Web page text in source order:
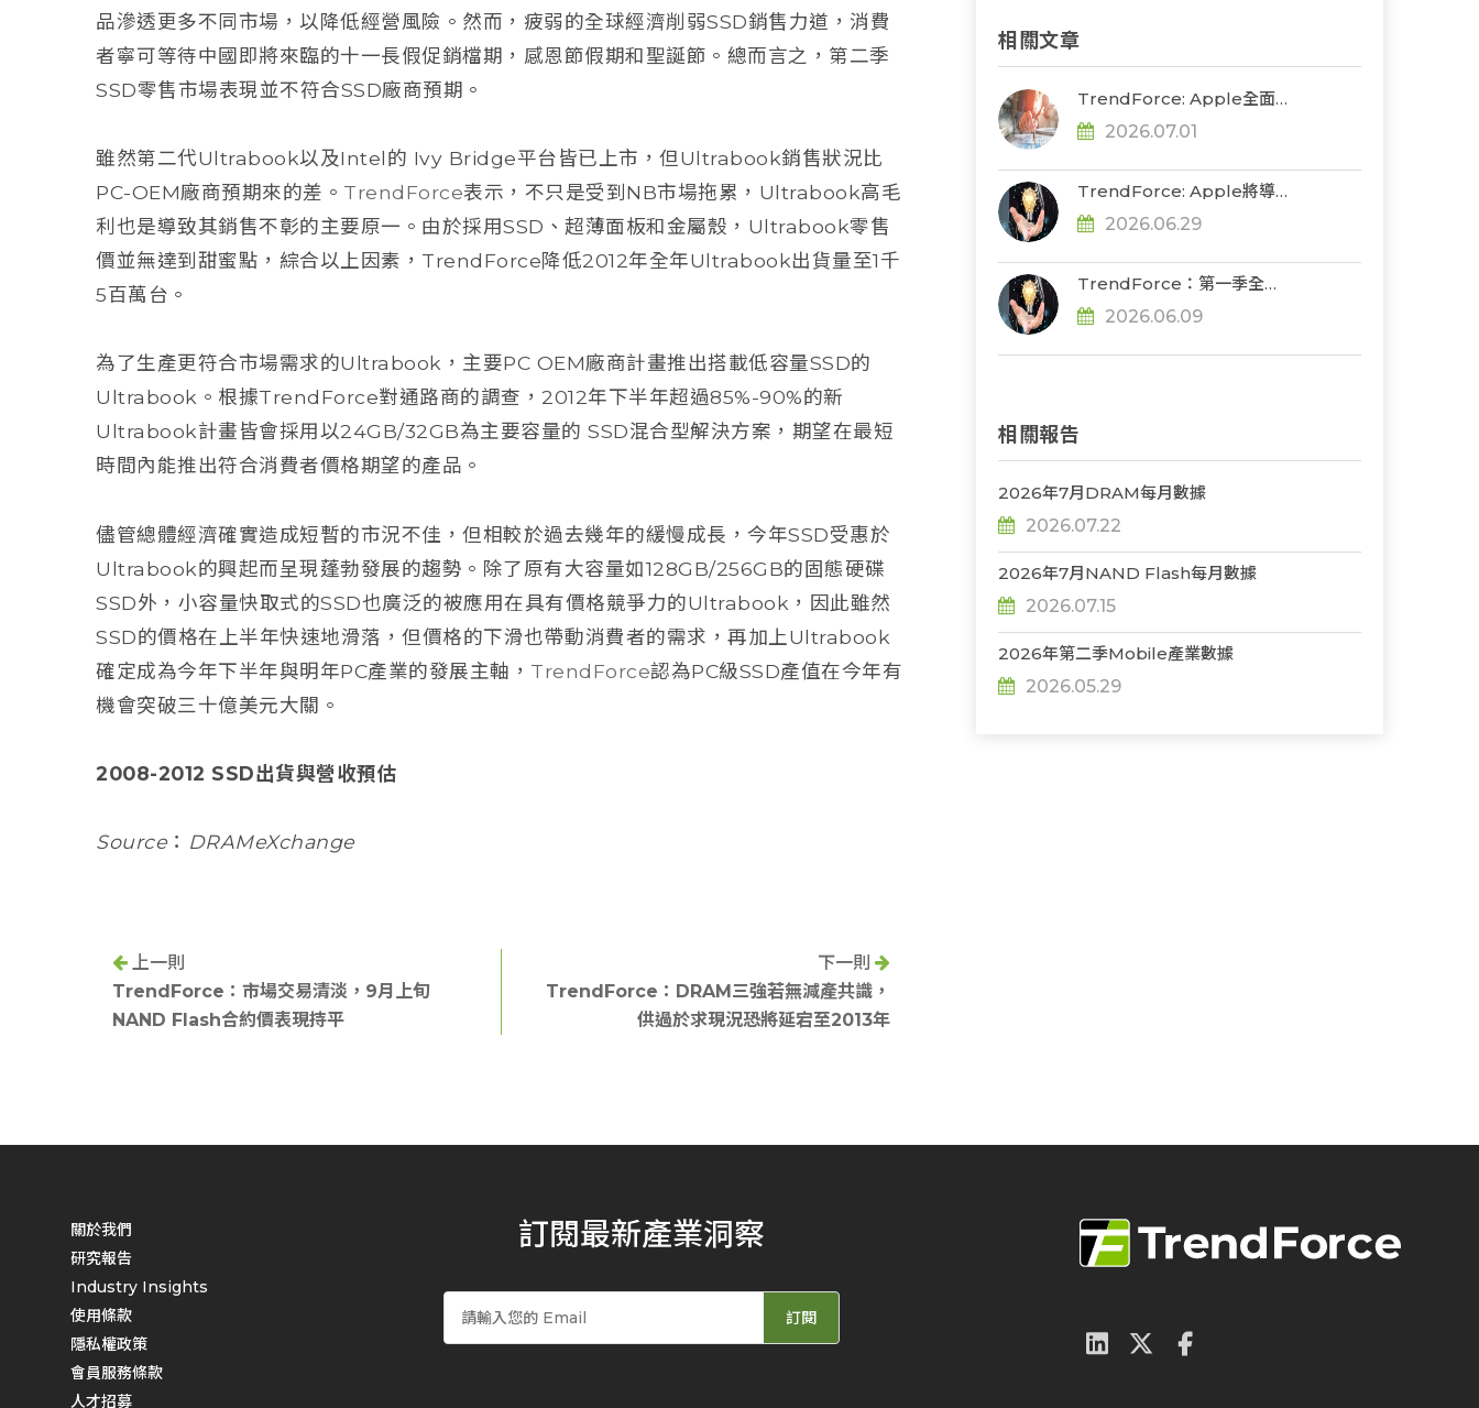
品滲透更多不同市場，以降低經營風險。然而，疲弱的全球經濟削弱SSD銷售力道，消費
者寧可等待中國即將來臨的十一長假促銷檔期，感恩節假期和聖誕節。總而言之，第二季
SSD零售市場表現並不符合SSD廠商預期。
雖然第二代Ultrabook以及Intel的 Ivy Bridge平台皆已上市，但Ultrabook銷售狀況比
PC-OEM廠商預期來的差。 TrendForce表示，不只是受到NB市場拖累，Ultrabook高毛
利也是導致其銷售不彰的主要原一。由於採用SSD、超薄面板和金屬殼，Ultrabook零售
價並無達到甜蜜點，綜合以上因素，TrendForce降低2012年全年Ultrabook出貨量至1千
5百萬台。
為了生產更符合市場需求的Ultrabook，主要PC OEM廠商計畫推出搭載低容量SSD的
Ultrabook。根據TrendForce對通路商的調查，2012年下半年超過85%-90%的新
Ultrabook計畫皆會採用以24GB/32GB為主要容量的 SSD混合型解決方案，期望在最短
時間內能推出符合消費者價格期望的產品。
儘管總體經濟確實造成短暫的市況不佳，但相較於過去幾年的緩慢成長，今年SSD受惠於
Ultrabook的興起而呈現蓬勃發展的趨勢。除了原有大容量如128GB/256GB的固態硬碟
SSD外，小容量快取式的SSD也廣泛的被應用在具有價格競爭力的Ultrabook，因此雖然
SSD的價格在上半年快速地滑落，但價格的下滑也帶動消費者的需求，再加上Ultrabook
確定成為今年下半年與明年PC產業的發展主軸， TrendForce認為PC級SSD產值在今年有
機會突破三十億美元大關。
2008-2012 SSD出貨與營收預估
Source：DRAMeXchange
上一則
TrendForce：市場交易清淡，9月上旬
NAND Flash合約價表現持平
下一則
TrendForce：DRAM三強若無減產共識，
供過於求現況恐將延宕至2013年
相關文章
TrendForce: Apple全面
調價添消費端需求變數，預
估2026年全球筆電出貨將衰
2026.07.01
TrendForce: Apple將導
入未來顯示色彩基準，加速
重構OLED發光材料體系
2026.06.29
TrendForce：第一季全球
智慧手機生產總數年減
1.7%，記憶體成本壓力將使
2026.06.09
相關報告
2026年7月DRAM每月數據
2026.07.22
2026年7月NAND Flash每月數據
2026.07.15
2026年第二季Mobile產業數據
2026.05.29
關於我們
研究報告
Industry Insights
使用條款
隱私權政策
會員服務條款
人才招募
訂閱最新產業洞察
訂閱